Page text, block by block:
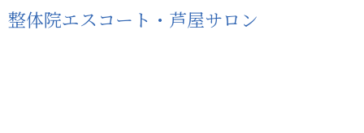
整体院エスコート・芦屋サロン